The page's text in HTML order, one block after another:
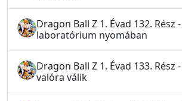
Dragon Ball Z 1. Évad 132. Rész
laboratórium nyomában
Dragon Ball Z 1. Évad 133. Rész
valóra válik